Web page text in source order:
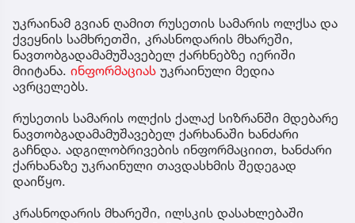
უკრაინამ გვიან ღამით რუსეთის სამარის ოლქსა და
ქვეყნის სამხრეთში, კრასნოდარის მხარეში,
ნავთობგადამამუშავებელ ქარხნებზე იერიში
მიიტანა. ინფორმაციას უკრაინული მედია
ავრცელებს.
რუსეთის სამარის ოლქის ქალაქ სიზრანში მდებარე
ნავთობგადამამუშავებელ ქარხანაში ხანძარი
გაჩნდა. ადგილობრივების ინფორმაციით, ხანძარი
ქარხანაზე უკრაინული თავდასხმის შედეგად
დაიწყო.
კრასნოდარის მხარეში, ილსკის დასახლებაში